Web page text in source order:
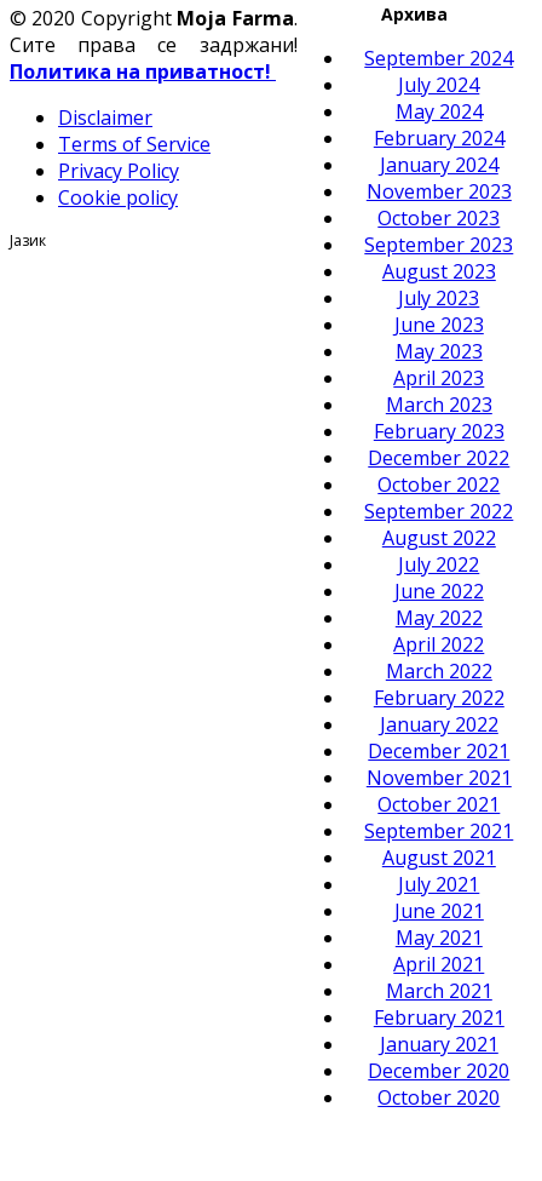
Архива
September 2024
July 2024
May 2024
February 2024
January 2024
November 2023
October 2023
September 2023
August 2023
July 2023
June 2023
May 2023
April 2023
March 2023
February 2023
December 2022
October 2022
September 2022
August 2022
July 2022
June 2022
May 2022
April 2022
March 2022
February 2022
January 2022
December 2021
November 2021
October 2021
September 2021
August 2021
July 2021
June 2021
May 2021
April 2021
March 2021
February 2021
January 2021
December 2020
October 2020
© 2020 Copyright Moja Farma.
Сите права се задржани!
Политика на приватност!
Disclaimer
Terms of Service
Privacy Policy
Cookie policy
Јазик